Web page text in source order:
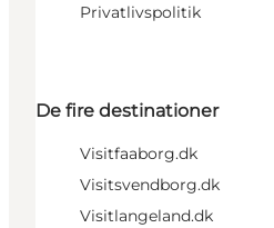
Privatlivspolitik
De fire destinationer
Visitfaaborg.dk
Visitsvendborg.dk
Visitlangeland.dk